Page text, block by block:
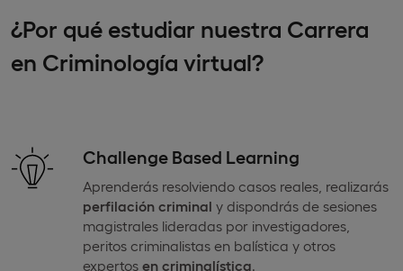
¿Por qué estudiar nuestra Carrera
en Criminología virtual?
Challenge Based Learning
Aprenderás resolviendo casos reales, realizarás
perfilación criminal y dispondrás de sesiones
magistrales lideradas por investigadores,
peritos criminalistas en balística y otros
expertos en criminalística.